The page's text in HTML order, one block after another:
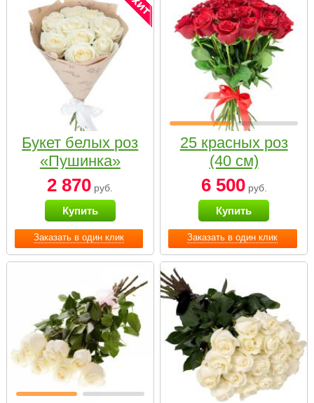
Заказать в один клик
Букет белых роз
«Пушинка»
2 870 руб.
Купить
Заказать в один клик
25 красных роз
(40 см)
6 500руб.
Купить